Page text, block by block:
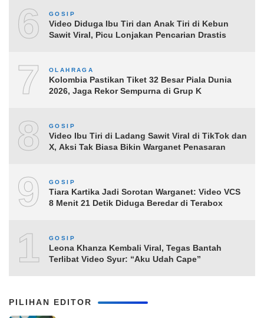
6 GOSIP
Video Diduga Ibu Tiri dan Anak Tiri di Kebun
Sawit Viral, Picu Lonjakan Pencarian Drastis
7 OLAHRAGA
Kolombia Pastikan Tiket 32 Besar Piala Dunia
2026, Jaga Rekor Sempurna di Grup K
8 GOSIP
Video Ibu Tiri di Ladang Sawit Viral di TikTok dan
X, Aksi Tak Biasa Bikin Warganet Penasaran
9 GOSIP
Tiara Kartika Jadi Sorotan Warganet: Video VCS
8 Menit 21 Detik Diduga Beredar di Terabox
10
GOSIP
Leona Khanza Kembali Viral, Tegas Bantah
Terlibat Video Syur: “Aku Udah Cape”
PILIHAN EDITOR